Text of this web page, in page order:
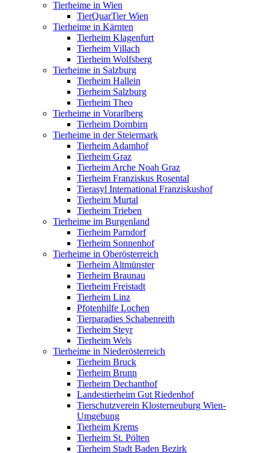
Tierheime in Wien
TierQuarTier Wien
Tierheime in Kärnten
Tierheim Klagenfurt
Tierheim Villach
Tierheim Wolfsberg
Tierheime in Salzburg
Tierheim Hallein
Tierheim Salzburg
Tierheim Theo
Tierheime in Vorarlberg
Tierheim Dornbirn
Tierheime in der Steiermark
Tierheim Adamhof
Tierheim Graz
Tierheim Arche Noah Graz
Tierheim Franziskus Rosental
Tierasyl International Franziskushof
Tierheim Murtal
Tierheim Trieben
Tierheime im Burgenland
Tierheim Parndorf
Tierheim Sonnenhof
Tierheime in Oberösterreich
Tierheim Altmünster
Tierheim Braunau
Tierheim Freistadt
Tierheim Linz
Pfotenhilfe Lochen
Tierparadies Schabenreith
Tierheim Steyr
Tierheim Wels
Tierheime in Niederösterreich
Tierheim Bruck
Tierheim Brunn
Tierheim Dechanthof
Landestierheim Gut Riedenhof
Tierschutzverein Klosterneuburg Wien-
Umgebung
Tierheim Krems
Tierheim St. Pölten
Tierheim Stadt Baden Bezirk